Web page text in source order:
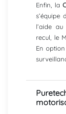
Enfin, la
s’équipe
l’aide
recul, le
En